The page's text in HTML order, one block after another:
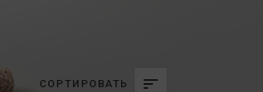
СОРТИРОВАТЬ